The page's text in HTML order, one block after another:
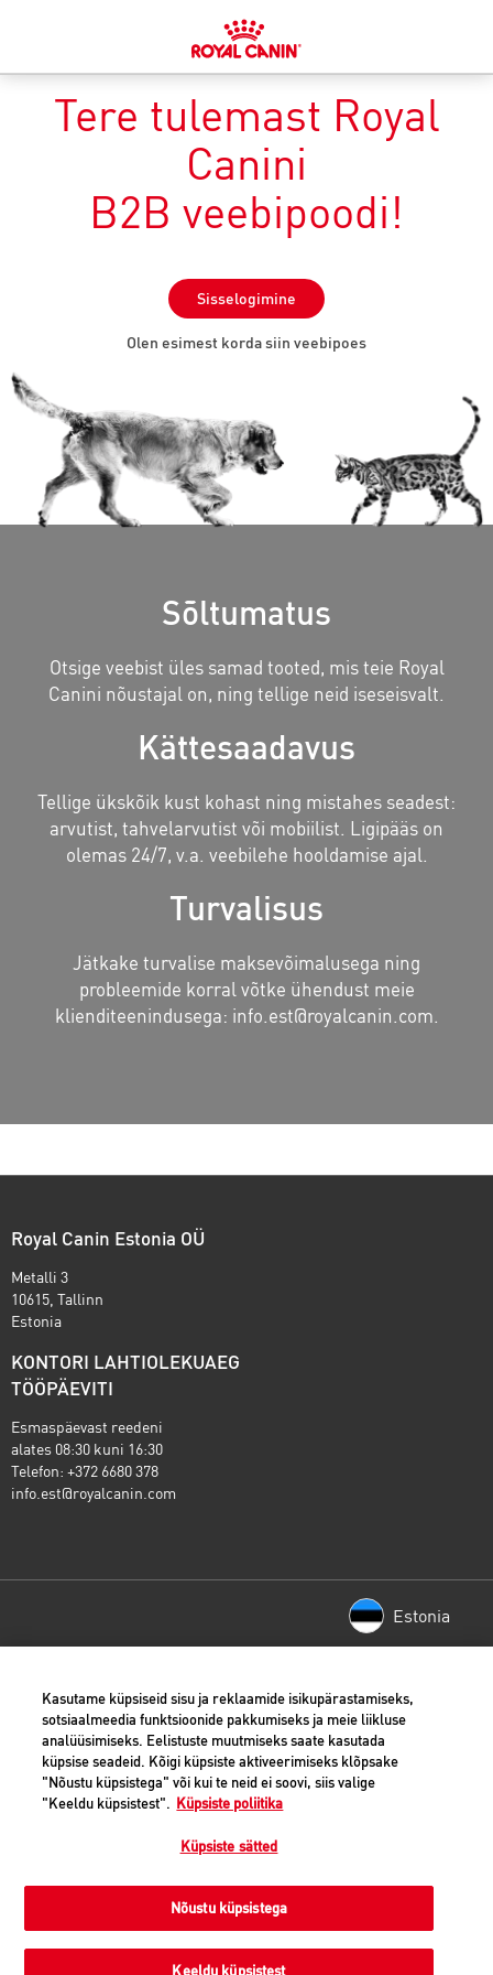
Tere tulemast Royal
Canini
B2B veebipoodi!
Sisselogimine
Olen esimest korda siin veebipoes
Sõltumatus
Otsige veebist üles samad tooted, mis teie Royal
Canini nõustajal on, ning tellige neid iseseisvalt.
Kättesaadavus
Tellige ükskõik kust kohast ning mistahes seadest:
arvutist, tahvelarvutist või mobiilist. Ligipääs on
olemas 24/7, v.a. veebilehe hooldamise ajal.
Turvalisus
Jätkake turvalise maksevõimalusega ning
probleemide korral võtke ühendust meie
klienditeenindusega: info.est@royalcanin.com.
Royal Canin Estonia OÜ
Metalli 3
10615, Tallinn
Estonia
KONTORI LAHTIOLEKUAEG
TÖÖPÄEVITI
Esmaspäevast reedeni
alates 08:30 kuni 16:30
Telefon: +372 6680 378
info.est@royalcanin.com
Estonia
Privaatsus (opens in a new window)
Küpsiste teade(opens in a new window)
Seaduslik teave(opens in a new window)
Kohaletoimetamise info(opens in a new window)
(opens in a new window)
2026 Royal Canin SAS. All rights reserved. An Affiliate
of Mars, Incorporated.
Kasutame küpsiseid sisu ja reklaamide isikupärastamiseks,
sotsiaalmeedia funktsioonide pakkumiseks ja meie liikluse
analüüsimiseks. Eelistuste muutmiseks saate kasutada
küpsise seadeid. Kõigi küpsiste aktiveerimiseks klõpsake
"Nõustu küpsistega" või kui te neid ei soovi, siis valige
"Keeldu küpsistest". Küpsiste poliitika
Küpsiste sätted
Keeldu küpsistest
Nõustu küpsistega